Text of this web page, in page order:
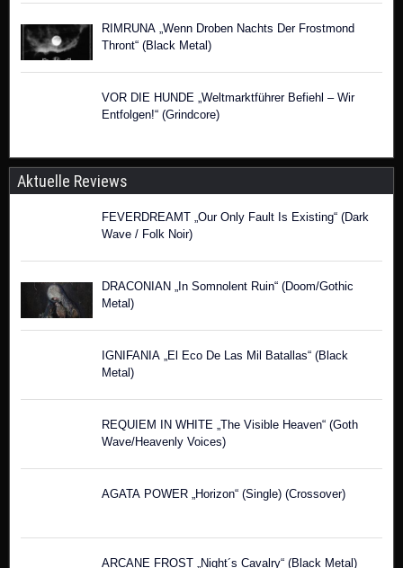
Entfolgen!“ (Grindcore)
Aktuelle Reviews
DRACONIAN „In Somnolent Ruin“ (Doom/Gothic
Metal)
Metal)
Wave/Heavenly Voices)
Black Metal)